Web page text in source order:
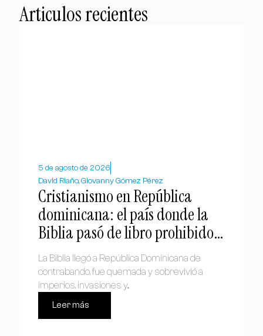
Articulos recientes
5 de agosto de 2026
David Riaño, Giovanny Gómez Pérez
Cristianismo en República
dominicana: el país donde la
Biblia pasó de libro prohibido a
símbolo nacional
La Biblia llegó a República Dominicana de
contrabando, fue quemada y sobrevivió a
imperios, invasiones y...
Leer más